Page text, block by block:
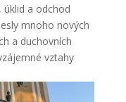
úklid a odchod
mnoho nových
a duchovních
vztahy